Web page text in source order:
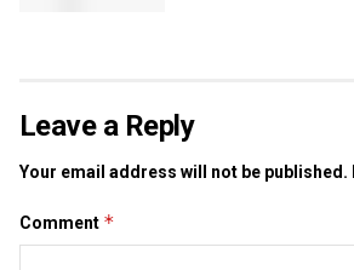
Leave a Reply
Your email address will not be published.
Comment *